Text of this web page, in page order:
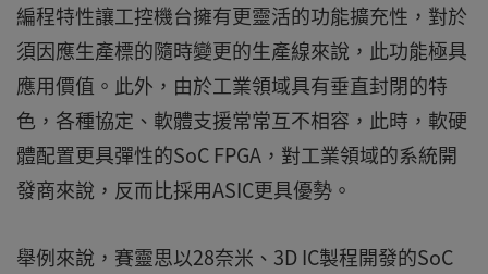
編程特性讓工控機台擁有更靈活的功能擴充性，對於
須因應生產標的隨時變更的生產線來說，此功能極具
應用價值。此外，由於工業領域具有垂直封閉的特
色，各種協定、軟體支援常常互不相容，此時，軟硬
體配置更具彈性的SoC FPGA，對工業領域的系統開
發商來說，反而比採用ASIC更具優勢。
舉例來說，賽靈思以28奈米、3D IC製程開發的SoC